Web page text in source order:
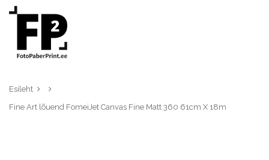
Esileht
Fine Art lõuend FomeiJet Canvas Fine Matt 360 61cm X 18m